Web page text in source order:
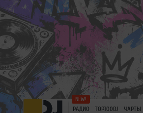
РАДИО TOP100DJ ЧАРТЫ